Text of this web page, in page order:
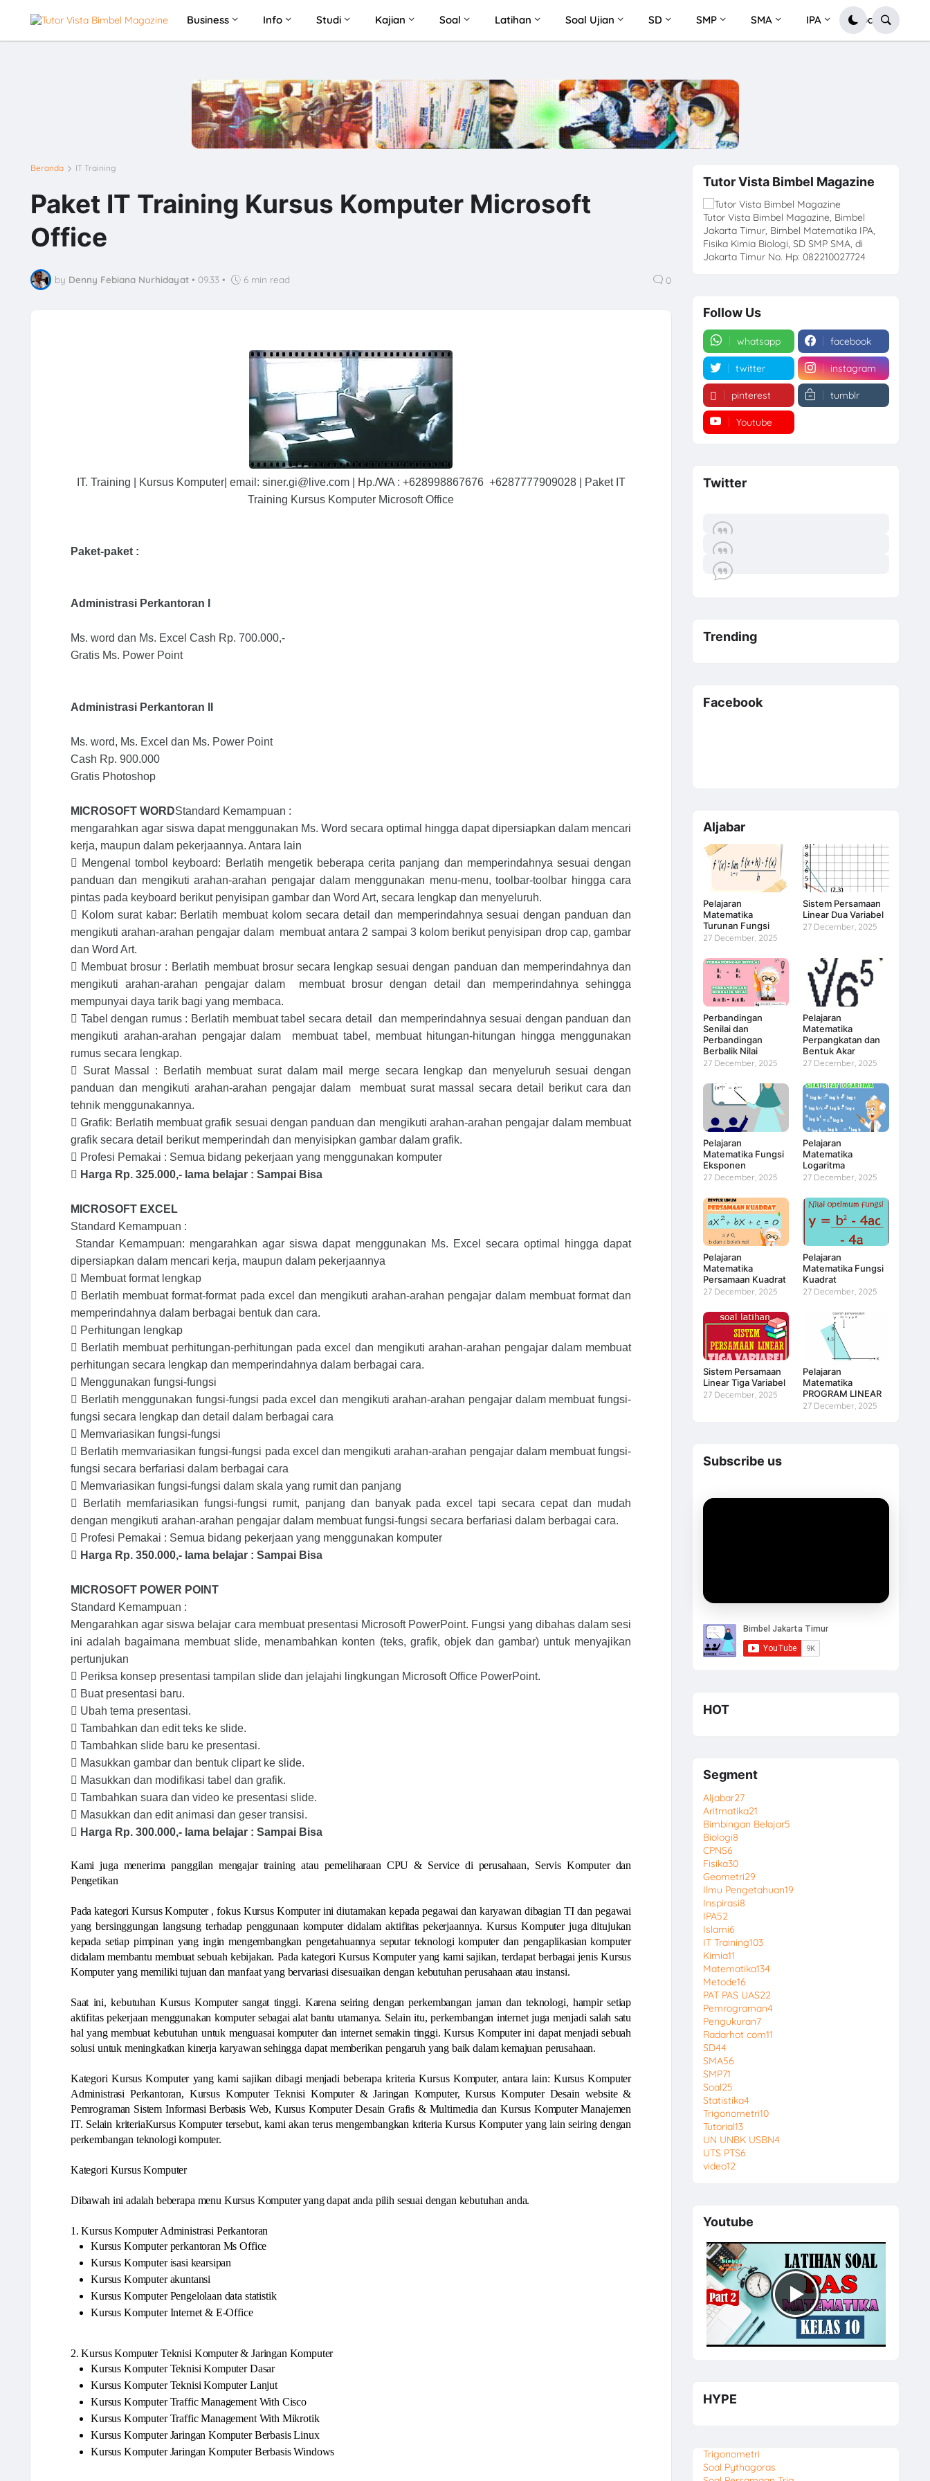
Business Info Studi Kajian Soal Latihan Soal Ujian SD SMP SMA IPA Soal
Beranda IT Training
Paket IT Training Kursus Komputer Microsoft
Office
by Denny Febiana Nurhidayat • 09.33 • 6 min read 0
IT. Training | Kursus Komputer| email: siner.gi@live.com | Hp./WA : +628998867676 +6287777909028 | Paket IT
Training Kursus Komputer Microsoft Office
Paket-paket :
Administrasi Perkantoran I
Ms. word dan Ms. Excel Cash Rp. 700.000,-
Gratis Ms. Power Point
Administrasi Perkantoran II
Ms. word, Ms. Excel dan Ms. Power Point
Cash Rp. 900.000
Gratis Photoshop
MICROSOFT WORDStandard Kemampuan :
mengarahkan agar siswa dapat menggunakan Ms. Word secara optimal hingga dapat dipersiapkan dalam mencari
kerja, maupun dalam pekerjaannya. Antara lain
 Mengenal tombol keyboard: Berlatih mengetik beberapa cerita panjang dan memperindahnya sesuai dengan
panduan dan mengikuti arahan-arahan pengajar dalam menggunakan menu-menu, toolbar-toolbar hingga cara
pintas pada keyboard berikut penyisipan gambar dan Word Art, secara lengkap dan menyeluruh.
 Kolom surat kabar: Berlatih membuat kolom secara detail dan memperindahnya sesuai dengan panduan dan
mengikuti arahan-arahan pengajar dalam membuat antara 2 sampai 3 kolom berikut penyisipan drop cap, gambar
dan Word Art.
 Membuat brosur : Berlatih membuat brosur secara lengkap sesuai dengan panduan dan memperindahnya dan
mengikuti arahan-arahan pengajar dalam membuat brosur dengan detail dan memperindahnya sehingga
mempunyai daya tarik bagi yang membaca.
 Tabel dengan rumus : Berlatih membuat tabel secara detail dan memperindahnya sesuai dengan panduan dan
mengikuti arahan-arahan pengajar dalam membuat tabel, membuat hitungan-hitungan hingga menggunakan
rumus secara lengkap.

Surat Massal : Berlatih membuat surat dalam mail merge secara lengkap dan menyeluruh sesuai dengan
panduan dan mengikuti arahan-arahan pengajar dalam membuat surat massal secara detail berikut cara dan
tehnik menggunakannya.
 Grafik: Berlatih membuat grafik sesuai dengan panduan dan mengikuti arahan-arahan pengajar dalam membuat
grafik secara detail berikut memperindah dan menyisipkan gambar dalam grafik.
 Profesi Pemakai : Semua bidang pekerjaan yang menggunakan komputer
 Harga Rp. 325.000,- lama belajar : Sampai Bisa
MICROSOFT EXCEL
Standard Kemampuan :
Standar Kemampuan: mengarahkan agar siswa dapat menggunakan Ms. Excel secara optimal hingga dapat
dipersiapkan dalam mencari kerja, maupun dalam pekerjaannya
 Membuat format lengkap
 Berlatih membuat format-format pada excel dan mengikuti arahan-arahan pengajar dalam membuat format dan
memperindahnya dalam berbagai bentuk dan cara.
 Perhitungan lengkap
 Berlatih membuat perhitungan-perhitungan pada excel dan mengikuti arahan-arahan pengajar dalam membuat
perhitungan secara lengkap dan memperindahnya dalam berbagai cara.
 Menggunakan fungsi-fungsi
 Berlatih menggunakan fungsi-fungsi pada excel dan mengikuti arahan-arahan pengajar dalam membuat fungsi-
fungsi secara lengkap dan detail dalam berbagai cara
 Memvariasikan fungsi-fungsi
 Berlatih memvariasikan fungsi-fungsi pada excel dan mengikuti arahan-arahan pengajar dalam membuat fungsi-
fungsi secara berfariasi dalam berbagai cara
 Memvariasikan fungsi-fungsi dalam skala yang rumit dan panjang

Berlatih memfariasikan fungsi-fungsi rumit, panjang dan banyak pada excel tapi secara cepat dan mudah
dengan mengikuti arahan-arahan pengajar dalam membuat fungsi-fungsi secara berfariasi dalam berbagai cara.
 Profesi Pemakai : Semua bidang pekerjaan yang menggunakan komputer
 Harga Rp. 350.000,- lama belajar : Sampai Bisa
MICROSOFT POWER POINT
Standard Kemampuan :
Mengarahkan agar siswa belajar cara membuat presentasi Microsoft PowerPoint. Fungsi yang dibahas dalam sesi
ini adalah bagaimana membuat slide, menambahkan konten (teks, grafik, objek dan gambar) untuk menyajikan
pertunjukan
 Periksa konsep presentasi tampilan slide dan jelajahi lingkungan Microsoft Office PowerPoint.
 Buat presentasi baru.
 Ubah tema presentasi.
 Tambahkan dan edit teks ke slide.
 Tambahkan slide baru ke presentasi.
 Masukkan gambar dan bentuk clipart ke slide.
 Masukkan dan modifikasi tabel dan grafik.
 Tambahkan suara dan video ke presentasi slide.
 Masukkan dan edit animasi dan geser transisi.
 Harga Rp. 300.000,- lama belajar : Sampai Bisa
Kami juga menerima panggilan mengajar training atau pemeliharaan CPU & Service di perusahaan, Servis Komputer dan
Pengetikan
Pada kategori Kursus Komputer , fokus Kursus Komputer ini diutamakan kepada pegawai dan karyawan dibagian TI dan pegawai
yang bersinggungan langsung terhadap penggunaan komputer didalam aktifitas pekerjaannya. Kursus Komputer juga ditujukan
kepada setiap pimpinan yang ingin mengembangkan pengetahuannya seputar teknologi komputer dan pengaplikasian komputer
didalam membantu membuat sebuah kebijakan. Pada kategori Kursus Komputer yang kami sajikan, terdapat berbagai jenis Kursus
Komputer yang memiliki tujuan dan manfaat yang bervariasi disesuaikan dengan kebutuhan perusahaan atau instansi.
Saat ini, kebutuhan Kursus Komputer sangat tinggi. Karena seiring dengan perkembangan jaman dan teknologi, hampir setiap
aktifitas pekerjaan menggunakan komputer sebagai alat bantu utamanya. Selain itu, perkembangan internet juga menjadi salah satu
hal yang membuat kebutuhan untuk menguasai komputer dan internet semakin tinggi. Kursus Komputer ini dapat menjadi sebuah
solusi untuk meningkatkan kinerja karyawan sehingga dapat memberikan pengaruh yang baik dalam kemajuan perusahaan.
Kategori Kursus Komputer yang kami sajikan dibagi menjadi beberapa kriteria Kursus Komputer, antara lain: Kursus Komputer
Administrasi Perkantoran, Kursus Komputer Teknisi Komputer & Jaringan Komputer, Kursus Komputer Desain website &
Pemrograman Sistem Informasi Berbasis Web, Kursus Komputer Desain Grafis & Multimedia dan Kursus Komputer Manajemen
IT. Selain kriteriaKursus Komputer tersebut, kami akan terus mengembangkan kriteria Kursus Komputer yang lain seiring dengan
perkembangan teknologi komputer.
Kategori Kursus Komputer
Dibawah ini adalah beberapa menu Kursus Komputer yang dapat anda pilih sesuai dengan kebutuhan anda.
1. Kursus Komputer Administrasi Perkantoran
Kursus Komputer perkantoran Ms Office
Kursus Komputer isasi kearsipan
Kursus Komputer akuntansi
Kursus Komputer Pengelolaan data statistik
Kursus Komputer Internet & E-Office
2. Kursus Komputer Teknisi Komputer & Jaringan Komputer
Kursus Komputer Teknisi Komputer Dasar
Kursus Komputer Teknisi Komputer Lanjut
Kursus Komputer Traffic Management With Cisco
Kursus Komputer Traffic Management With Mikrotik
Kursus Komputer Jaringan Komputer Berbasis Linux
Kursus Komputer Jaringan Komputer Berbasis Windows
Tutor Vista Bimbel Magazine
Tutor Vista Bimbel Magazine, Bimbel
Jakarta Timur, Bimbel Matematika IPA,
Fisika Kimia Biologi, SD SMP SMA, di
Jakarta Timur No. Hp: 082210027724
Follow Us
whatsapp facebook
twitter instagram
pinterest tumblr
Youtube
Twitter
Trending
Facebook
Aljabar
Pelajaran
Matematika
Turunan Fungsi
27 December, 2025
Sistem Persamaan
Linear Dua Variabel
27 December, 2025
Perbandingan
Senilai dan
Perbandingan
Berbalik Nilai
27 December, 2025
Pelajaran
Matematika
Perpangkatan dan
Bentuk Akar
27 December, 2025
Pelajaran
Matematika Fungsi
Eksponen
27 December, 2025
Pelajaran
Matematika
Logaritma
27 December, 2025
Pelajaran
Matematika
Persamaan Kuadrat
27 December, 2025
Pelajaran
Matematika Fungsi
Kuadrat
27 December, 2025
Sistem Persamaan
Linear Tiga Variabel
27 December, 2025
Pelajaran
Matematika
PROGRAM LINEAR
27 December, 2025
Subscribe us
HOT
Segment
Aljabar27
Aritmatika21
Bimbingan Belajar5
Biologi8
CPNS6
Fisika30
Geometri29
Ilmu Pengetahuan19
Inspirasi8
IPA52
Islami6
IT Training103
Kimia11
Matematika134
Metode16
PAT PAS UAS22
Pemrograman4
Pengukuran7
Radarhot com11
SD44
SMA56
SMP71
Soal25
Statistika4
Trigonometri10
Tutorial13
UN UNBK USBN4
UTS PTS6
video12
Youtube
HYPE
Trigonometri
Soal Pythagoras